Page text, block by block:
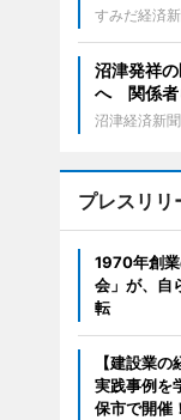
すみだ経済
沼津発祥
へ 関係者
沼津経済新聞
プレスリリ
1970年創
会」が、自
転
【建設業
実践事例を
保市で開催